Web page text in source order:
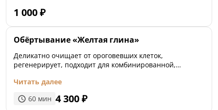
нежность, шелковистость и красивый вид. Обладает
теплым, нежным ароматом. Рекомендована для детей,
кожи, склонной к аллергиям.
1 000₽
Обёртывание «Желтая глина»
Деликатно очищает от ороговевших клеток,
регенерирует, подходит для комбинированной,
улучшает качество кожи, придает бархатистость.
Читать далее
60 мин 4 300₽